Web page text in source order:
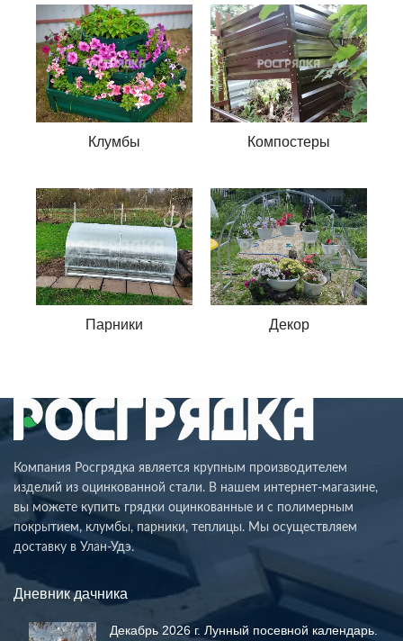
Клумбы Компостеры
Парники Декор
Компания Росгрядка является крупным производителем
изделий из оцинкованной стали. В нашем интернет-магазине,
вы можете купить грядки оцинкованные и с полимерным
покрытием, клумбы, парники, теплицы. Мы осуществляем
доставку в Улан-Удэ.
Дневник дачника
Декабрь 2026 г. Лунный посевной календарь.